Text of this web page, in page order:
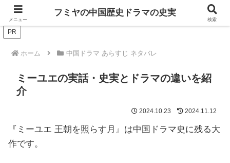
ドラマは歴史を知るともっと面白い！
PR
ホーム 中国ドラマ あらすじ ネタバレ
ミーユエの実話・史実とドラマの違いを紹
介
2024.10.23 2024.11.12
『ミーユエ 王朝を照らす月』は中国ドラマ史に残る大
作です。
メニュー
フミヤの中国歴史ドラマの史実
検索